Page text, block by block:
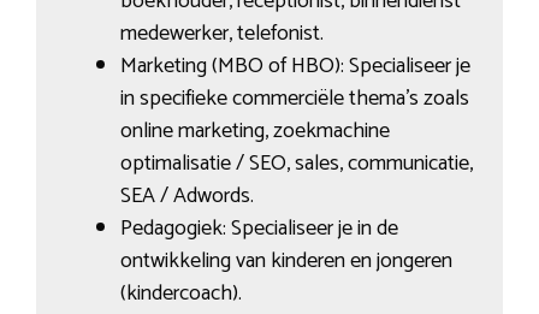
medewerker, telefonist.
Marketing (MBO of HBO): Specialiseer je
in specifieke commerciële thema’s zoals
online marketing, zoekmachine
optimalisatie / SEO, sales, communicatie,
SEA / Adwords.
Pedagogiek: Specialiseer je in de
ontwikkeling van kinderen en jongeren
(kindercoach).